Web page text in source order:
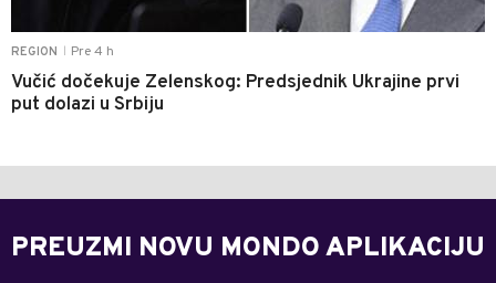
REGION Pre 4 h
Vučić dočekuje Zelenskog: Predsjednik Ukrajine prvi
put dolazi u Srbiju
PREUZMI NOVU MONDO APLIKACIJU